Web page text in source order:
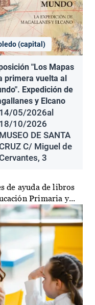
(capital)
"Los Mapas
primera vuelta al
Expedición de
y Elcano
14/05/2026al
18/10/2026
MUSEO DE SANTA
C/ Miguel de
3
de ayuda de libros
Primaria y...